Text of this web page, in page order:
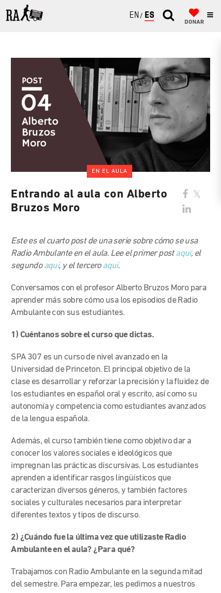
ENGLISH
ESPAÑOL
DONAR
EN EL AULA
Entrando al aula con Alberto
Bruzos Moro
Este es el cuarto post de una serie sobre cómo se usa
Radio Ambulante en el aula. Lee el primer postaquí, el
segundoaquí, y el terceroaquí.
Conversamos con el profesor Alberto Bruzos Moro para
aprender más sobre cómo usa los episodios de Radio
Ambulante con sus estudiantes.
1) Cuéntanos sobre el curso que dictas.
SPA 307 es un curso de nivel avanzado en la
Universidad de Princeton. El principal objetivo de la
clase es desarrollar y reforzar la precisión y la fluidez de
los estudiantes en español oral y escrito, así como su
autonomía y competencia como estudiantes avanzados
de la lengua española.
Además, el curso también tiene como objetivo dar a
conocer los valores sociales e ideológicos que
impregnan las prácticas discursivas. Los estudiantes
aprenden a identificar rasgos lingüísticos que
caracterizan diversos géneros, y también factores
sociales y culturales necesarios para interpretar
diferentes textos y tipos de discurso.
2) ¿Cuándo fue la última vez que utilizaste Radio
Ambulante en el aula? ¿Para qué?
Trabajamos con Radio Ambulante en la segunda mitad
del semestre. Para empezar, les pedimos a nuestros